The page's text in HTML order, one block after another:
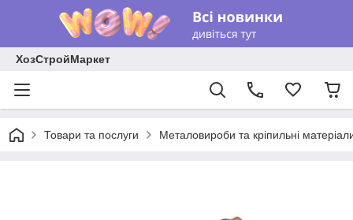
ХозСтройМаркет
Товари та послуги Металовироби та кріпильні